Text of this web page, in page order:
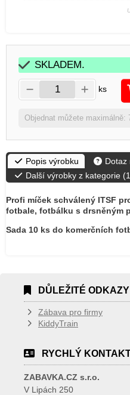
SKLADEM.
ks
Objednat můžete maximálně:
Popis výrobku
Dotaz
Další výrobky z kategorie (
Profi míček schválený ITSF
fotbale, fotbálku s drsněným
Sada 10 ks do komerčních
DŮLEŽITÉ ODKAZY
Zábava pro firmy
KiddyTrain
RYCHLÝ
ZABAVKA.CZ s.r.o.
V Lipách 250